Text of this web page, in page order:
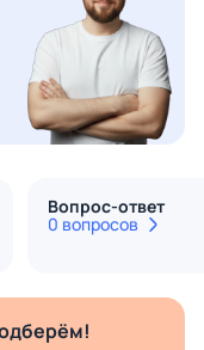
Вопрос-ответ
0 вопросов